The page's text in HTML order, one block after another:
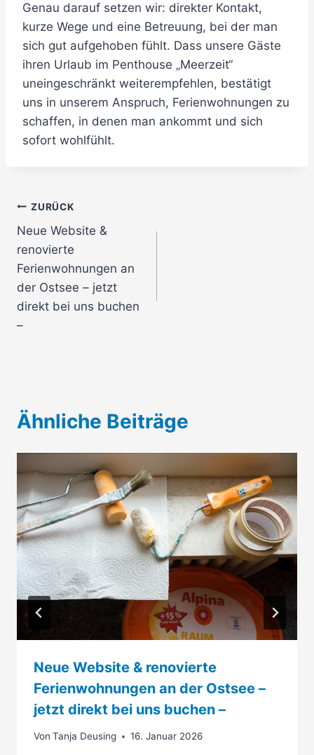
Genau darauf setzen wir: direkter Kontakt,
kurze Wege und eine Betreuung, bei der man
sich gut aufgehoben fühlt. Dass unsere Gäste
ihren Urlaub im Penthouse „Meerzeit“
uneingeschränkt weiterempfehlen, bestätigt
uns in unserem Anspruch, Ferienwohnungen zu
schaffen, in denen man ankommt und sich
sofort wohlfühlt.
ZURÜCK
Neue Website &
renovierte
Ferienwohnungen an
der Ostsee – jetzt
direkt bei uns buchen
–
Ähnliche Beiträge
Neue Website & renovierte
Ferienwohnungen an der Ostsee –
jetzt direkt bei uns buchen –
Von Tanja Deusing 16. Januar 2026